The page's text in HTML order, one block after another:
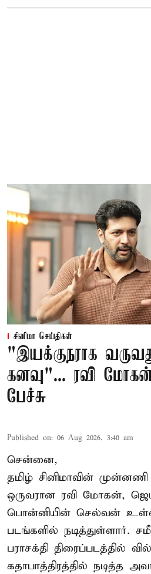
சினிமா செய்திகள்
"இயக்குநராக
கனவு"... ரவி மோகன்
பேச்சு
Published on: 06 Aug 2026, 3:40 am
சென்னை,
தமிழ் சினிமாவின் முன்னணி
ஒருவரான ரவி மோகன்,
பொன்னியின் செல்வன்
படங்களில் நடித்துள்ளார்.
பராசக்தி திரைப்படத்தில்
கதாபாத்திரத்தில் நடித்த